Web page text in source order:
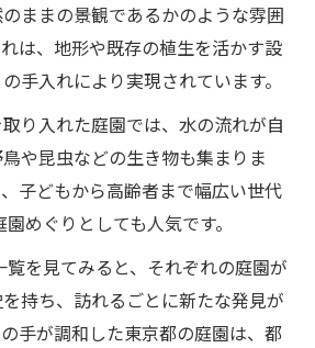
ままの景観であるかのような雰囲
は、地形や既存の植生を活かす設
手入れにより実現されています。
り入れた庭園では、水の流れが自
や昆虫などの生き物も集まりま
子どもから高齢者まで幅広い世代
めぐりとしても人気です。
覧を見てみると、それぞれの庭園が
持ち、訪れるごとに新たな発見が
手が調和した東京都の庭園は、都